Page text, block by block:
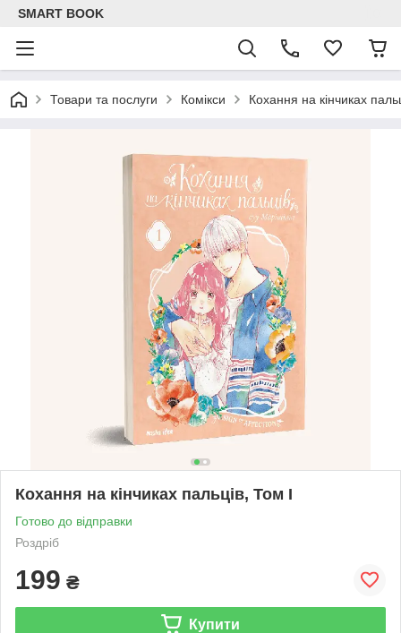
SMART BOOK
Товари та послуги Комікси Кохання на кінчиках
Кохання на кінчиках пальців, Том I
Готово до відправки
Роздріб
199 ₴
Купити